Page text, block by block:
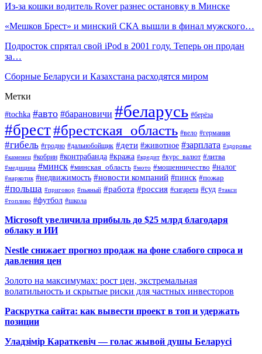
Из-за кошки водитель Rover разнес остановку в Минске
«Мешков Брест» и минский СКА вышли в финал мужского…
Подросток спрятал свой iPod в 2001 году. Теперь он продан
за…
Сборные Беларуси и Казахстана расходятся миром
Метки
#tochka #авто #барановичи #беларусь #берёза
#брест#брестская_область #вело #германия
#гибель #гродно #дальнобойщик #дети #животное #зарплата #здоровье
#каменец #кобрин #контрабанда #кража #кредит #курс_валют #литва
#медицина #минск #минская_область #мото #мошенничество #налог
#наркотик #недвижимость #новости компаний #пинск #пожар
#польша #приговор #пьяный #работа #россия #сигарета #суд #такси
#топливо #футбол #школа
Microsoft увеличила прибыль до $25 млрд благодаря
облаку и ИИ
Nestle снижает прогноз продаж на фоне слабого спроса и
давления цен
Золото на максимумах: рост цен, экстремальная
волатильность и скрытые риски для частных инвесторов
Раскрутка сайта: как вывести проект в топ и удержать
позиции
Уладзімір Караткевіч — голас жывой душы Беларусі